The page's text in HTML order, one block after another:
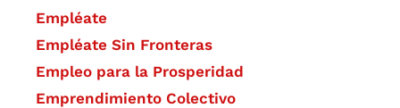
Empléate
Empléate Sin Fronteras
Empleo para la Prosperidad
Emprendimiento Colectivo